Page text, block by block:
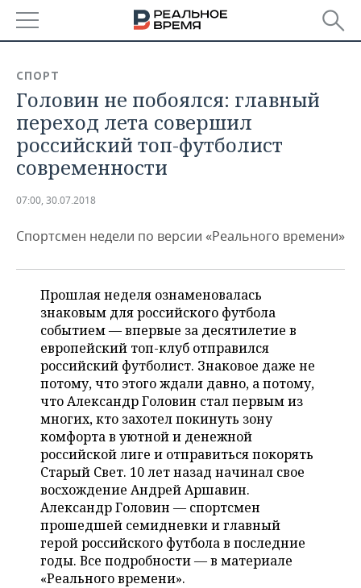
БАШКОРТОСТАН
ТАТАРСТАН
УДМУРТИЯ
НОВОСТИ
АНАЛИТИКА
НОВОСТИ АНАЛИТИКИ
ДЕКЛАРАЦИИ О ДОХОДАХ
КОРОЛИ ГОСЗАКАЗА ПФО
КОМУ ПРИНАДЛЕЖАТ
ТОРГОВЫЕ ЦЕНТРЫ
ТАТАРСТАНА
ЭКОНОМИКА
НОВОСТИ ЭКОНОМИКИ
ФИНАНСЫ
БЮДЖЕТ
ИНВЕСТИЦИИ
ПРОМЫШЛЕННОСТЬ
НОВОСТИ
АГРОПРОМ
МАШИНОСТРОЕНИЕ
НЕФТЕХИМИЯ
НЕФТЬ
ОПК
ЭНЕРГЕТИКА
НЕДВИЖИМОСТЬ
НОВОСТИ АВТО
БИЗНЕС
НОВОСТИ БИЗНЕСА
РОЗНИЧНАЯ ТОРГОВЛЯ
ТРАНСПОРТ
УСЛУГИ
ТЕХНОЛОГИИ
НОВОСТИ ТЕХНОЛОГИЙ
МЕДИА
ТЕЛЕКОММУНИКАЦИИ
МЕРОПРИЯТИЯ
НОВОСТИ МЕРОПРИЯТИЙ
ВЫЕЗДНАЯ РЕДАКЦИЯ
БИЗНЕС-БРАНЧИ
ONLINE-КОНФЕРЕНЦИИ
ОТКРЫТАЯ ЛЕКЦИЯ
СПОРТ
НОВОСТИ СПОРТА
ФУТБОЛ
ХОККЕЙ
БАСКЕТБОЛ
ОБЩЕСТВО
НОВОСТИ ОБЩЕСТВА
ВЛАСТЬ
ИНФРАСТРУКТУРА
ФОТОГАЛЕРЕЯ
СЮЖЕТЫ
СПРАВОЧНИК
СПОРТ
Головин не побоялся: главный
переход лета совершил
российский топ-футболист
современности
07:00, 30.07.2018
Спортсмен недели по версии «Реального времени»
Прошлая неделя ознаменовалась
знаковым для российского футбола
событием — впервые за десятилетие в
европейский топ-клуб отправился
российский футболист. Знаковое даже не
потому, что этого ждали давно, а потому,
что Александр Головин стал первым из
многих, кто захотел покинуть зону
комфорта в уютной и денежной
российской лиге и отправиться покорять
Старый Свет. 10 лет назад начинал свое
восхождение Андрей Аршавин.
Александр Головин — спортсмен
прошедшей семидневки и главный
герой российского футбола в последние
годы. Все подробности — в материале
«Реального времени».